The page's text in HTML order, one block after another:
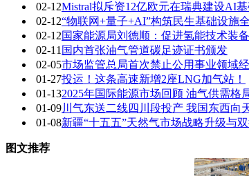
02-12Mistral拟斥资12亿欧元在瑞典建设AI
02-12“物联网+量子+AI”构筑民生基础设施
02-12国家能源局刘德顺：促进氢能技术装
02-11 国内首张油气管道碳足迹证书颁发
02-05市场监管总局首次禁止公用事业领域
01-27投运！这条高速新增2座LNG加气站！
01-132025年国际能源市场回顾 油气供需格
01-09川气东送二线四川段投产 我国东西向
01-08新疆“十五五”天然气市场战略升级与
图文推荐